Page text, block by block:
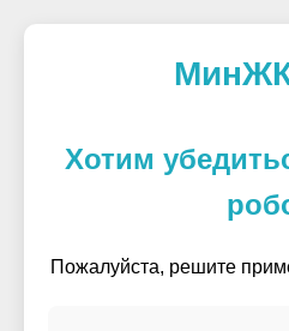
Хотим
Пожалуйста, решите